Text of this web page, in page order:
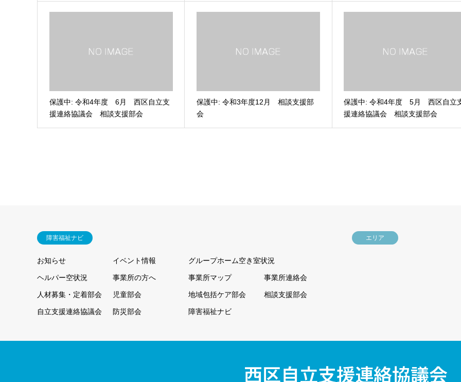
保護中: 令和4年度 6月 西区自立支
援連絡協議会 相談支援部会
保護中: 令和3年度12月 相談支援部
会
保護中: 令和4年度 5月 西区自立
援連絡協議会 相談支援部会
障害福祉ナビ
お知らせ イベント情報 グループホーム空き室状況
ヘルパー空状況 事業所の方へ 事業所マップ 事業所連絡会
人材募集・定着部会 児童部会 地域包括ケア部会 相談支援部会
自立支援連絡協議会 防災部会 障害福祉ナビ
エリア
西区自立支援連絡協議会